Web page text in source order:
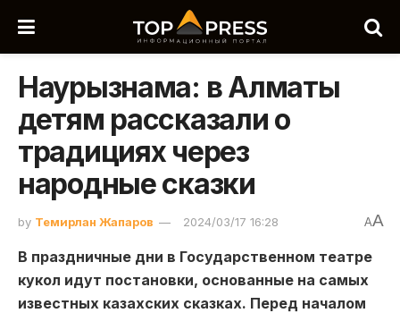
Наурызнама: в Алматы
детям рассказали о
традициях через
народные сказки
by Темирлан Жапаров 2024/03/17 16:28 AA
В праздничные дни в Государственном театре
кукол идут постановки, основанные на самых
известных казахских сказках. Перед началом